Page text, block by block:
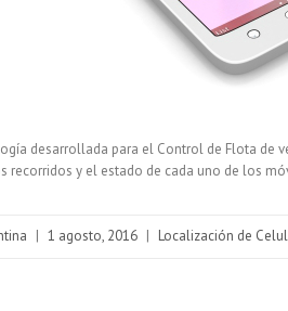
desarrollada para el Control de Flota de
recorridos y el estado de cada uno de los
| 1 agosto, 2016 | Localización de